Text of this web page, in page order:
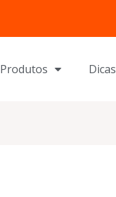
Produtos Dicas